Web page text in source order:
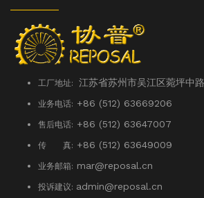
工厂地址: 江苏省苏州市吴江区菀坪中
业务电话: +86 (512) 63669206
售后电话: +86 (512) 63647007
传 真: +86 (512) 63649009
业务邮箱: mar@reposal.cn
投诉建议: admin@reposal.cn